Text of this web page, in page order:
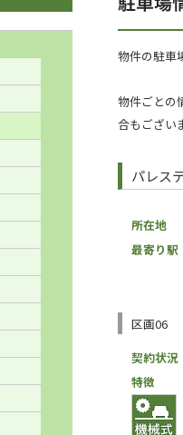
物件の駐車
物件ごとの
合もござい
パレス
所在地
最寄り駅
区画06
契約状況
特徴